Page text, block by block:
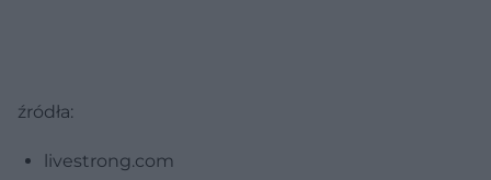
źródła:
livestrong.com